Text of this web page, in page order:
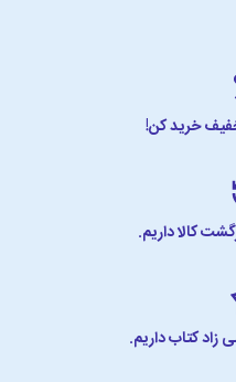
خرید کن!
کالا داریم.
زاد کتاب داریم.